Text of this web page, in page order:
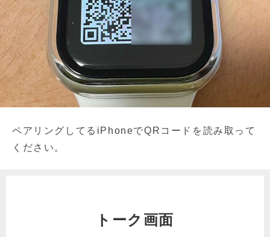
ペアリングしてるiPhoneでQRコードを読み取って
ください。
トーク画面